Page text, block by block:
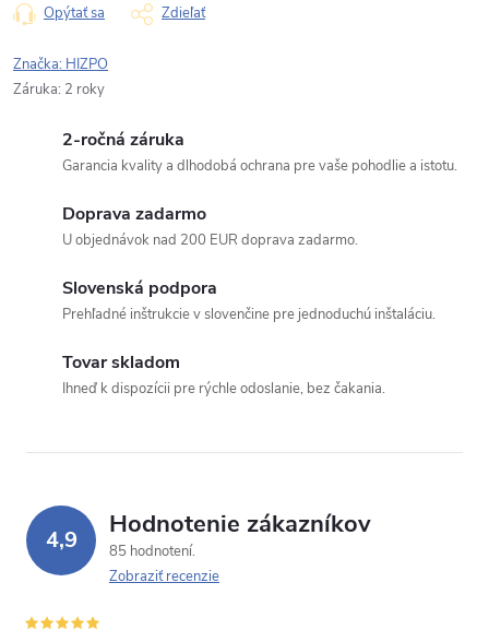
Opýtať sa Zdieľať
Značka: HIZPO
Záruka: 2 roky
2-ročná záruka
Garancia kvality a dlhodobá ochrana pre vaše pohodlie a istotu.
Doprava zadarmo
U objednávok nad 200 EUR doprava zadarmo.
Slovenská podpora
Prehľadné inštrukcie v slovenčine pre jednoduchú inštaláciu.
Tovar skladom
Ihneď k dispozícii pre rýchle odoslanie, bez čakania.
4,9 Hodnotenie zákazníkov
85 hodnotení
Zobraziť recenzie